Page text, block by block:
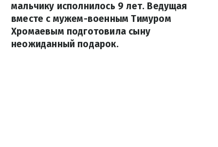
мальчику исполнилось 9 лет. Ведущая
вместе с мужем-военным Тимуром
Хромаевым подготовила сыну
неожиданный подарок.